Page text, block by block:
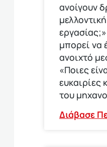
ανοίγουν
μπορεί να
ανοιχτό
«Ποιες
ευκαιρίες
του
Διάβασε